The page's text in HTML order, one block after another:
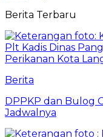
Berita Terbaru
Berita
DPPKP dan Bulog
Jadwalnya